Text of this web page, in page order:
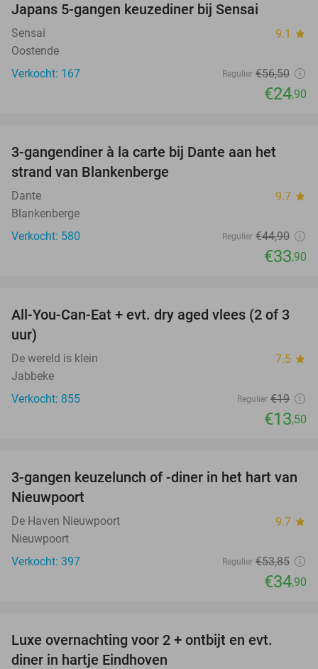
Japans 5-gangen keuzediner bij Sensai
Sensai 9.1 star
Oostende
Verkocht: 167
Regulier €56,50
€24,90
24%
3-gangendiner à la carte bij Dante aan het
strand van Blankenberge
Dante 9.7 star
Blankenberge
Verkocht: 580
Regulier €44,90
€33,90
29%
All-You-Can-Eat + evt. dry aged vlees (2 of 3
uur)
De wereld is klein 7.5 star
Jabbeke
Verkocht: 855
Regulier €19
€13,50
35%
3-gangen keuzelunch of -diner in het hart van
Nieuwpoort
De Haven Nieuwpoort 9.7 star
Nieuwpoort
Verkocht: 397
Regulier €53,85
€34,90
Luxe overnachting voor 2 + ontbijt en evt.
diner in hartje Eindhoven